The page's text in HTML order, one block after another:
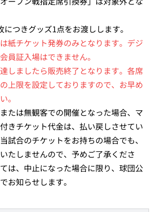
つきグッズ1点をお渡しします。
紙チケット発券のみとなります。デジ
員証入場はできません。
しましたら販売終了となります。各席
上限を設定しておりますので、お早め
。
たは無観客での開催となった場合、マ
きチケット代金は、払い戻しさせてい
試合のチケットをお持ちの場合でも、
たしませんので、予めご了承くださ
は、中止になった場合に限り、球団公
お知らせします。